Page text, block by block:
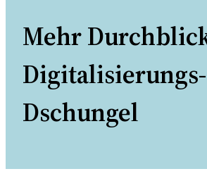
Mehr
Digitalisierungs-
Dschungel